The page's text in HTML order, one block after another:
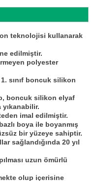
kullanarak
edilmiştir.
polyester
boncuk silikon
silikon elyaf
yıkanabilir.
imal edilmiştir.
boya ile boyanmış
bir yüzeye sahiptir.
20 yıl
uzun ömürlü
olup içerisine